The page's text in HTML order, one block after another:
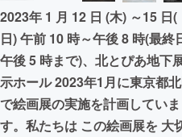
まちづくり・地域活
CAMPFIRE for Social
CAMPFIREふるさと納
2023年 1 月 12 日 (木) ～15 日(
日) 午前 10 時～午後 8 時(最終
午後 5 時まで)、北とぴあ地下
示ホール 2023年1月に東京都
で絵画展の実施を計画していま
す。私たちは この絵画展を 大